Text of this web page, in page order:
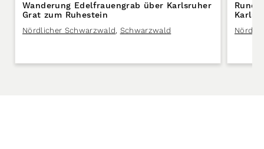
Wanderung Edelfrauengrab über Karlsruher
Grat zum Ruhestein
Nördlicher Schwarzwald, Schwarzwald